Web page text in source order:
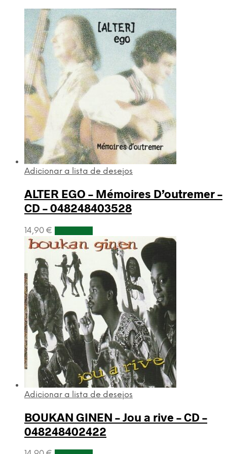
Adicionar a lista de desejos
ALTER EGO – Mémoires D’outremer –
CD – 048248403528
14,90 €
Adicionar a lista de desejos
BOUKAN GINEN – Jou a rive – CD –
048248402422